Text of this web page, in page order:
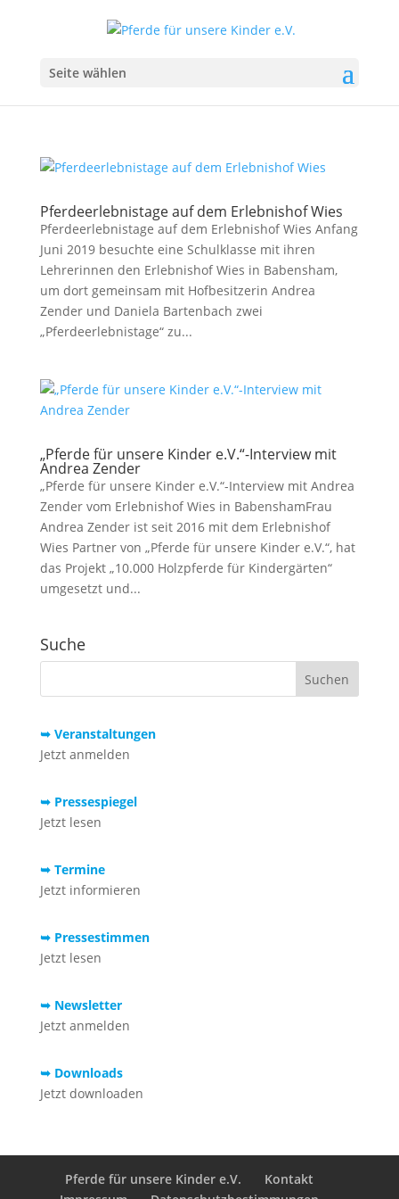
Seite wählen
Pferdeerlebnistage auf dem Erlebnishof Wies
Pferdeerlebnistage auf dem Erlebnishof Wies Anfang
Juni 2019 besuchte eine Schulklasse mit ihren
Lehrerinnen den Erlebnishof Wies in Babensham,
um dort gemeinsam mit Hofbesitzerin Andrea
Zender und Daniela Bartenbach zwei
„Pferdeerlebnistage“ zu...
„Pferde für unsere Kinder e.V.“-Interview mit
Andrea Zender
„Pferde für unsere Kinder e.V.“-Interview mit Andrea
Zender vom Erlebnishof Wies in BabenshamFrau
Andrea Zender ist seit 2016 mit dem Erlebnishof
Wies Partner von „Pferde für unsere Kinder e.V.“, hat
das Projekt „10.000 Holzpferde für Kindergärten“
umgesetzt und...
Suche
➥ Veranstaltungen
Jetzt anmelden
➥ Pressespiegel
Jetzt lesen
➥ Termine
Jetzt informieren
➥ Pressestimmen
Jetzt lesen
➥ Newsletter
Jetzt anmelden
➥ Downloads
Jetzt downloaden
Pferde für unsere Kinder e.V.
Kontakt